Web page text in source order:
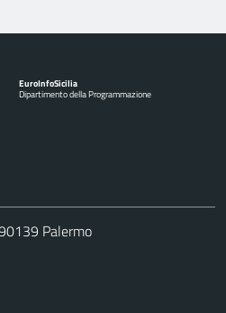
EuroInfoSicilia
Dipartimento della Programmazione
Palermo